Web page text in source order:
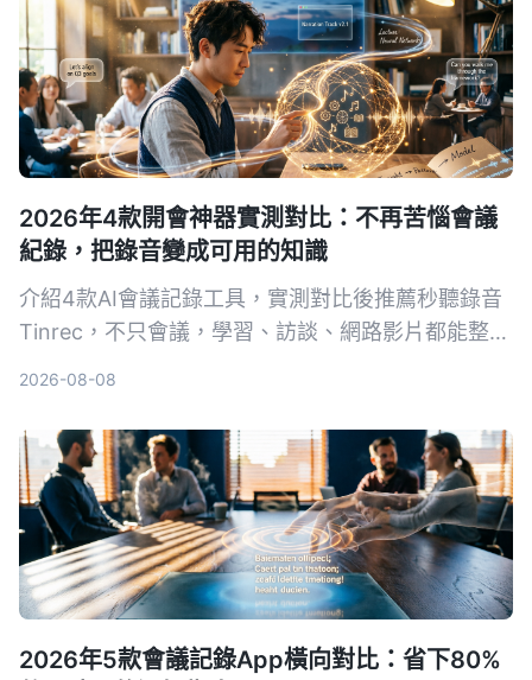
2026年4款開會神器實測對比：不再苦惱會議
紀錄，把錄音變成可用的知識
介紹4款AI會議記錄工具，實測對比後推薦秒聽錄音
Tinrec，不只會議，學習、訪談、網路影片都能整
2026-08-08
2026年5款會議記錄App橫向對比：省下80%